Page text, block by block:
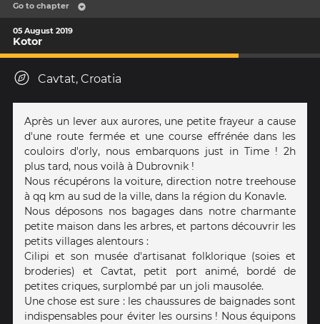
Go to chapter
05 August 2019
Kotor
Cavtat, Croatia
Après un lever aux aurores, une petite frayeur a cause
d'une route fermée et une course effrénée dans les
couloirs d'orly, nous embarquons just in Time ! 2h
plus tard, nous voilà à Dubrovnik !
Nous récupérons la voiture, direction notre treehouse
à qq km au sud de la ville, dans la région du Konavle.
Nous déposons nos bagages dans notre charmante
petite maison dans les arbres, et partons découvrir les
petits villages alentours :
Cilipi et son musée d'artisanat folklorique (soies et
broderies) et Cavtat, petit port animé, bordé de
petites criques, surplombé par un joli mausolée.
Une chose est sure : les chaussures de baignades sont
indispensables pour éviter les oursins ! Nous équipons